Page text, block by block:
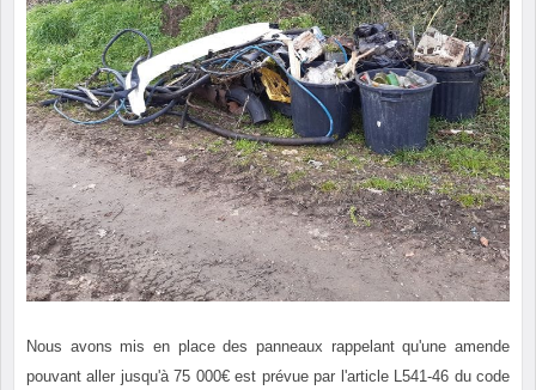
Nous avons mis en place des panneaux rappelant qu'une amende
pouvant aller jusqu'à 75 000€ est prévue par l'article L541-46 du code